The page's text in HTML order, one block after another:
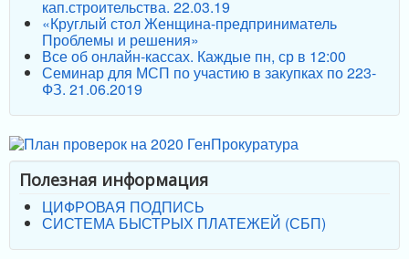
кап.строительства. 22.03.19
«Круглый стол Женщина-предприниматель
Проблемы и решения»
Все об онлайн-кассах. Каждые пн, ср в 12:00
Семинар для МСП по участию в закупках по 223-
ФЗ. 21.06.2019
Полезная информация
ЦИФРОВАЯ ПОДПИСЬ
СИСТЕМА БЫСТРЫХ ПЛАТЕЖЕЙ (СБП)